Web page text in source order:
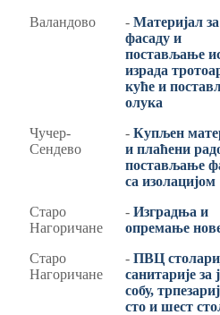
Валандово - Материјал за
фасаду и
постављање
израда
куће и
олука
Чучер-
Сендево
- Купљен
и плаћени
постављање
са изолацијом
Старо
Нагоричане
- Изградња и
опремање
Старо
Нагоричане
- ПВЦ
санитарије за
собу,
сто и шест